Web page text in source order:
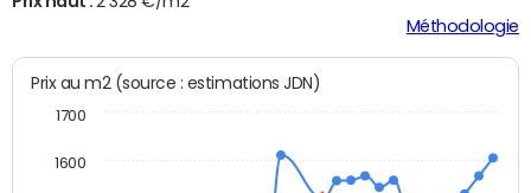
Méthodologie
Prix au m2 (source : estimations JDN)
1600
1700